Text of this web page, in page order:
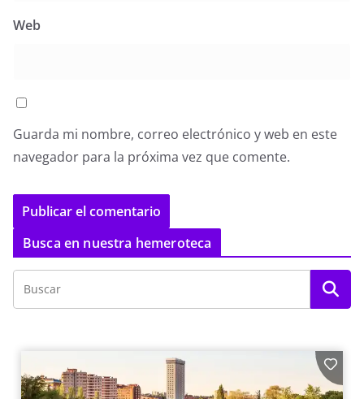
Web
Guarda mi nombre, correo electrónico y web en este
navegador para la próxima vez que comente.
Busca en nuestra hemeroteca